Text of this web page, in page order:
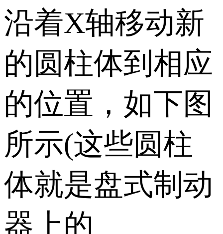
沿着X轴移动新
的圆柱体到相应
的位置，如下图
所示(这些圆柱
体就是盘式制动
器上的